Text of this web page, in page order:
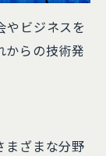
やビジネスを
からの技術発
まざまな分野